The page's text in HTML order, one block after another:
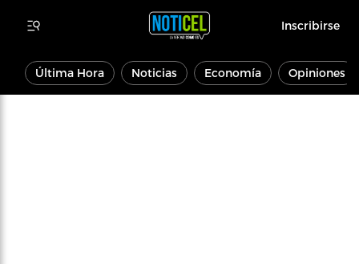
Inscribirse
Última Hora Noticias Economía Opiniones